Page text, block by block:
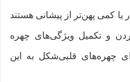
یا کمی پهن‌تر از پیشانی هستند
و تکمیل ویژگی‌های چهره
چهره‌های قلبی‌شکل به این